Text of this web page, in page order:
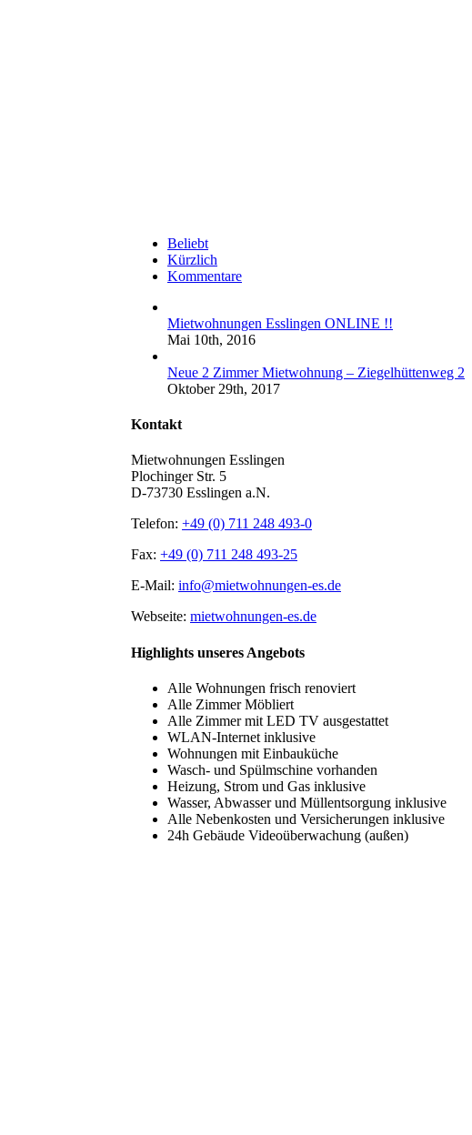
Beliebt
Kürzlich
Kommentare
Mietwohnungen Esslingen ONLINE !!
Mai 10th, 2016
Neue 2 Zimmer Mietwohnung – Ziegelhüttenweg 2
Oktober 29th, 2017
Kontakt
Mietwohnungen Esslingen
Plochinger Str. 5
D-73730 Esslingen a.N.
Telefon: +49 (0) 711 248 493-0
Fax: +49 (0) 711 248 493-25
E-Mail: info@mietwohnungen-es.de
Webseite: mietwohnungen-es.de
Highlights unseres Angebots
Alle Wohnungen frisch renoviert
Alle Zimmer Möbliert
Alle Zimmer mit LED TV ausgestattet
WLAN-Internet inklusive
Wohnungen mit Einbauküche
Wasch- und Spülmschine vorhanden
Heizung, Strom und Gas inklusive
Wasser, Abwasser und Müllentsorgung inklusive
Alle Nebenkosten und Versicherungen inklusive
24h Gebäude Videoüberwachung (außen)